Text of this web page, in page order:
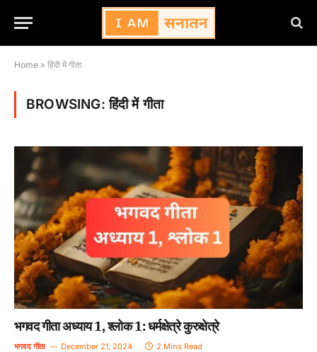
Home » हिंदी में गीता
BROWSING:हिंदी में गीता
भगवद गीता अध्याय 1, श्लोक 1: धर्मक्षेत्रे कुरुक्षेत्रे
भगवद गीता December 21, 2024 2 Mins Read